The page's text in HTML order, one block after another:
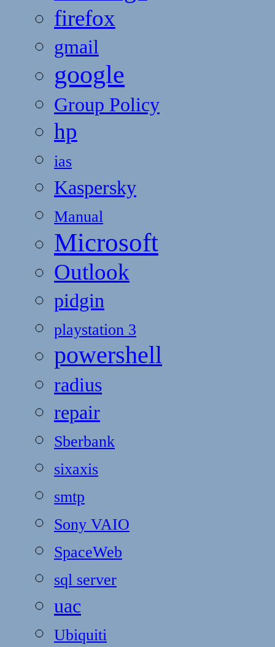
firefox
gmail
google
Group Policy
hp
ias
Kaspersky
Manual
Microsoft
Outlook
pidgin
playstation 3
powershell
radius
repair
Sberbank
sixaxis
smtp
Sony VAIO
SpaceWeb
sql server
uac
Ubiquiti